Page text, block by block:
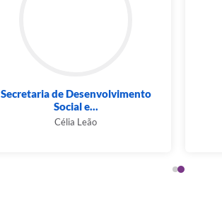
Secretaria de Cultura e Turismo
Fabricio Bizarri